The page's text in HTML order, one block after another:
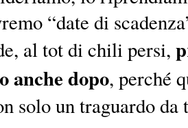
“date di
al tot di chili persi,
anche dopo, perché
solo un traguardo da